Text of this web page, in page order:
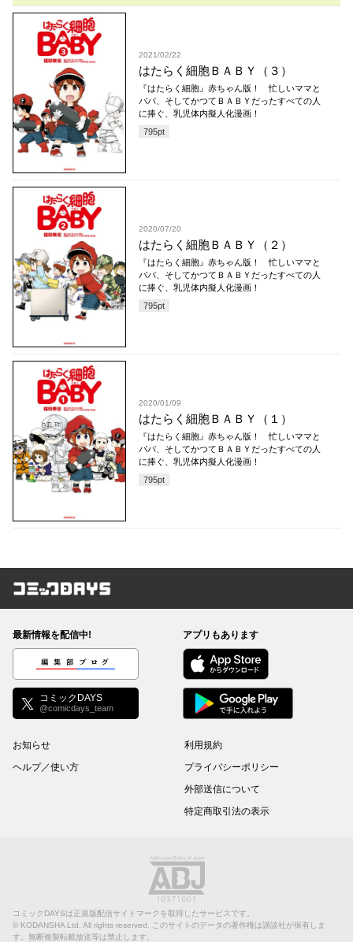
2021/02/22
はたらく細胞ＢＡＢＹ（３）
『はたらく細胞』赤ちゃん版！ 忙しいママと
パパ、そしてかつてＢＡＢＹだったすべての人
に捧ぐ、乳児体内擬人化漫画！
795pt
2020/07/20
はたらく細胞ＢＡＢＹ（２）
『はたらく細胞』赤ちゃん版！ 忙しいママと
パパ、そしてかつてＢＡＢＹだったすべての人
に捧ぐ、乳児体内擬人化漫画！
795pt
2020/01/09
はたらく細胞ＢＡＢＹ（１）
『はたらく細胞』赤ちゃん版！ 忙しいママと
パパ、そしてかつてＢＡＢＹだったすべての人
に捧ぐ、乳児体内擬人化漫画！
795pt
コミックDAYS
最新情報を配信中!
編集部ブログ
コミックDAYS
@comicdays_team
アプリもあります
お知らせ
ヘルプ／使い方
利用規約
プライバシーポリシー
外部送信について
特定商取引法の表示
コミックDAYSは正規版配信サイトマークを取得したサービスです。
© KODANSHA Ltd. All rights reserved. このサイトのデータの著作権は講談社が保有しま
す。無断複製転載放送等は禁止します。